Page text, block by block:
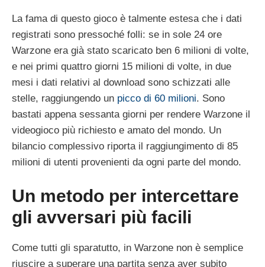
La fama di questo gioco è talmente estesa che i dati
registrati sono pressoché folli: se in sole 24 ore
Warzone era già stato scaricato ben 6 milioni di volte,
e nei primi quattro giorni 15 milioni di volte, in due
mesi i dati relativi al download sono schizzati alle
stelle, raggiungendo un picco di 60 milioni. Sono
bastati appena sessanta giorni per rendere Warzone il
videogioco più richiesto e amato del mondo. Un
bilancio complessivo riporta il raggiungimento di 85
milioni di utenti provenienti da ogni parte del mondo.
Un metodo per intercettare
gli avversari più facili
Come tutti gli sparatutto, in Warzone non è semplice
riuscire a superare una partita senza aver subito